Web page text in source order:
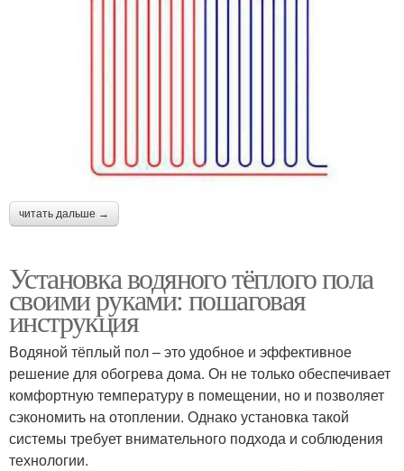
читать дальше →
Установка водяного тёплого пола
своими руками: пошаговая
инструкция
Водяной тёплый пол – это удобное и эффективное
решение для обогрева дома. Он не только обеспечивает
комфортную температуру в помещении, но и позволяет
сэкономить на отоплении. Однако установка такой
системы требует внимательного подхода и соблюдения
технологии.